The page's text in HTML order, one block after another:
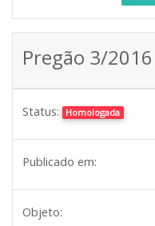
Pregão 3/2016
Status: Homologada
Publicado em:
Objeto: